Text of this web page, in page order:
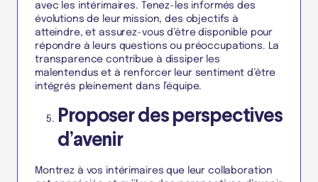
avec les intérimaires. Tenez-les informés des
évolutions de leur mission, des objectifs à
atteindre, et assurez-vous d’être disponible pour
répondre à leurs questions ou préoccupations. La
transparence contribue à dissiper les
malentendus et à renforcer leur sentiment d’être
intégrés pleinement dans l’équipe.
Proposer des perspectives
d’avenir
Montrez à vos intérimaires que leur collaboration